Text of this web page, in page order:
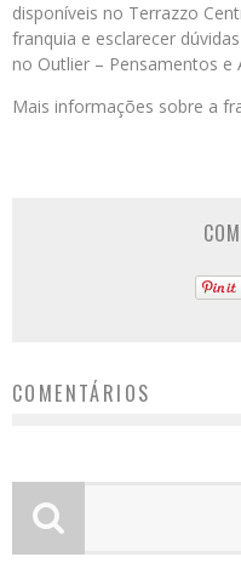
disponíveis no Terrazzo
franquia e esclarecer
no Outlier – Pensamentos e
Mais informações sobre a
COMENTÁRIOS